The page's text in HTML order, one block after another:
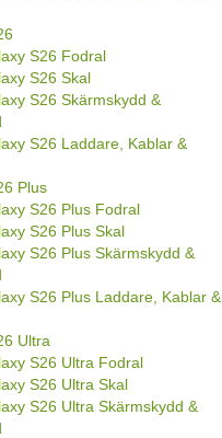
S26 Fodral
S26 Skal
S26 Skärmskydd &
S26 Laddare, Kablar &
Plus
S26 Plus Fodral
S26 Plus Skal
S26 Plus Skärmskydd &
S26 Plus Laddare, Kablar &
Ultra
S26 Ultra Fodral
S26 Ultra Skal
S26 Ultra Skärmskydd &